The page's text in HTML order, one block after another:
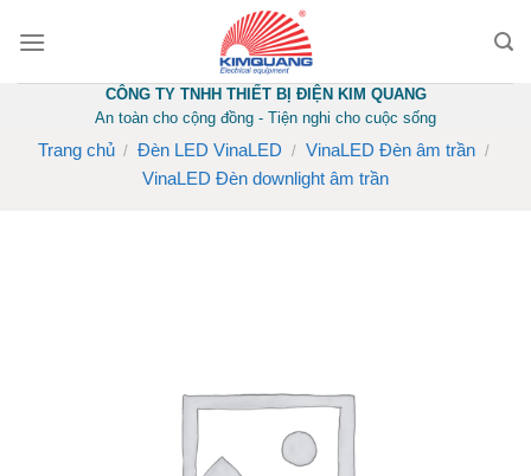
CÔNG TY TNHH THIẾT BỊ ĐIỆN KIM QUANG
An toàn cho cộng đồng - Tiện nghi cho cuộc sống
Trang chủ / Đèn LED VinaLED / VinaLED Đèn âm trần /
VinaLED Đèn downlight âm trần